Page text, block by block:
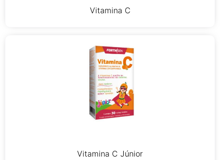
Vitamina C
Vitamina C Júnior